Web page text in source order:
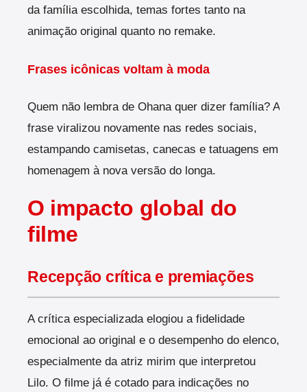
da família escolhida, temas fortes tanto na
animação original quanto no remake.
Frases icônicas voltam à moda
Quem não lembra de Ohana quer dizer família? A
frase viralizou novamente nas redes sociais,
estampando camisetas, canecas e tatuagens em
homenagem à nova versão do longa.
O impacto global do
filme
Recepção crítica e premiações
A crítica especializada elogiou a fidelidade
emocional ao original e o desempenho do elenco,
especialmente da atriz mirim que interpretou
Lilo. O filme já é cotado para indicações no